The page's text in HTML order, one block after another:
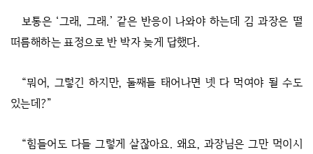
보통은 ‘그래, 그래.’ 같은 반응이 나와야 하는데 김 과장은 떨
떠름해하는 표정으로 반 박자 늦게 답했다.
“뭐어, 그렇긴 하지만, 둘째들 태어나면 넷 다 먹여야 될 수도
있는데?”
“힘들어도 다들 그렇게 살잖아요. 왜요, 과장님은 그만 먹이시